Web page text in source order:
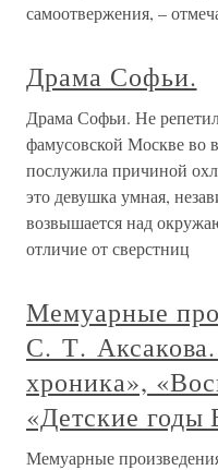
самоотвержения, –
Драма Софьи.
Драма Софьи. Не
фамусовской Москве во
послужила причиной
это девушка умная,
возвышается над
отличие от сверстниц
Мемуарные
С. Т.
хроника»,
«Детские годы
Мемуарные